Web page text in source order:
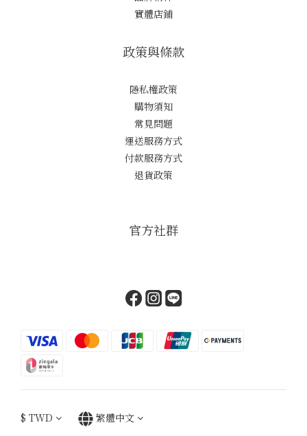
實體店鋪
政策與條款
隱私權政策
購物須知
常見問題
運送服務方式
付款服務方式
退貨政策
官方社群
$ TWD 繁體中文